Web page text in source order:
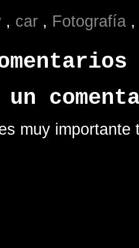
, car , Fotografía
muy